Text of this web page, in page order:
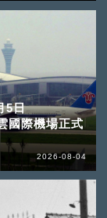
5日
國際機場正式
2026-08-04